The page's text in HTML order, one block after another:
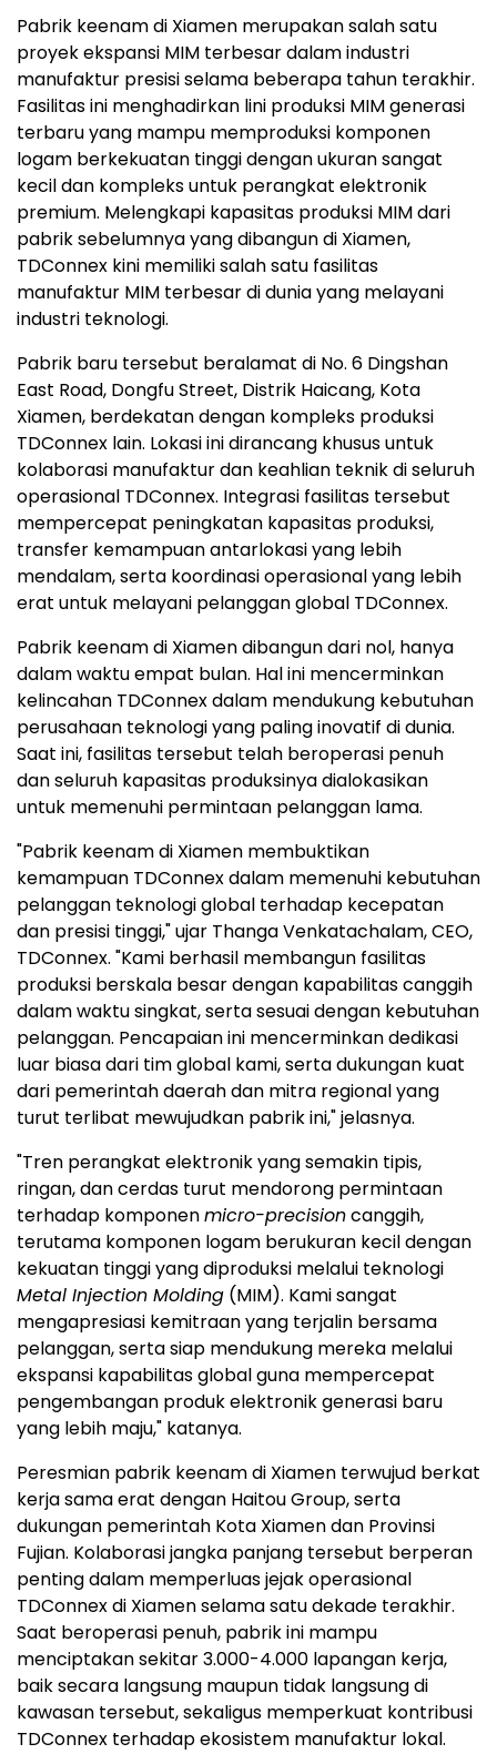
Pabrik keenam di Xiamen merupakan salah satu
proyek ekspansi MIM terbesar dalam industri
manufaktur presisi selama beberapa tahun terakhir.
Fasilitas ini menghadirkan lini produksi MIM generasi
terbaru yang mampu memproduksi komponen
logam berkekuatan tinggi dengan ukuran sangat
kecil dan kompleks untuk perangkat elektronik
premium. Melengkapi kapasitas produksi MIM dari
pabrik sebelumnya yang dibangun di Xiamen,
TDConnex kini memiliki salah satu fasilitas
manufaktur MIM terbesar di dunia yang melayani
industri teknologi.
Pabrik baru tersebut beralamat di No. 6 Dingshan
East Road, Dongfu Street, Distrik Haicang, Kota
Xiamen, berdekatan dengan kompleks produksi
TDConnex lain. Lokasi ini dirancang khusus untuk
kolaborasi manufaktur dan keahlian teknik di seluruh
operasional TDConnex. Integrasi fasilitas tersebut
mempercepat peningkatan kapasitas produksi,
transfer kemampuan antarlokasi yang lebih
mendalam, serta koordinasi operasional yang lebih
erat untuk melayani pelanggan global TDConnex.
Pabrik keenam di Xiamen dibangun dari nol, hanya
dalam waktu empat bulan. Hal ini mencerminkan
kelincahan TDConnex dalam mendukung kebutuhan
perusahaan teknologi yang paling inovatif di dunia.
Saat ini, fasilitas tersebut telah beroperasi penuh
dan seluruh kapasitas produksinya dialokasikan
untuk memenuhi permintaan pelanggan lama.
"Pabrik keenam di Xiamen membuktikan
kemampuan TDConnex dalam memenuhi kebutuhan
pelanggan teknologi global terhadap kecepatan
dan presisi tinggi," ujar Thanga Venkatachalam, CEO,
TDConnex. "Kami berhasil membangun fasilitas
produksi berskala besar dengan kapabilitas canggih
dalam waktu singkat, serta sesuai dengan kebutuhan
pelanggan. Pencapaian ini mencerminkan dedikasi
luar biasa dari tim global kami, serta dukungan kuat
dari pemerintah daerah dan mitra regional yang
turut terlibat mewujudkan pabrik ini," jelasnya.
"Tren perangkat elektronik yang semakin tipis,
ringan, dan cerdas turut mendorong permintaan
terhadap komponenmicro-precisioncanggih,
terutama komponen logam berukuran kecil dengan
kekuatan tinggi yang diproduksi melalui teknologi
Metal Injection Molding (MIM). Kami sangat
mengapresiasi kemitraan yang terjalin bersama
pelanggan, serta siap mendukung mereka melalui
ekspansi kapabilitas global guna mempercepat
pengembangan produk elektronik generasi baru
yang lebih maju," katanya.
Peresmian pabrik keenam di Xiamen terwujud berkat
kerja sama erat dengan Haitou Group, serta
dukungan pemerintah Kota Xiamen dan Provinsi
Fujian. Kolaborasi jangka panjang tersebut berperan
penting dalam memperluas jejak operasional
TDConnex di Xiamen selama satu dekade terakhir.
Saat beroperasi penuh, pabrik ini mampu
menciptakan sekitar 3.000-4.000 lapangan kerja,
baik secara langsung maupun tidak langsung di
kawasan tersebut, sekaligus memperkuat kontribusi
TDConnex terhadap ekosistem manufaktur lokal.